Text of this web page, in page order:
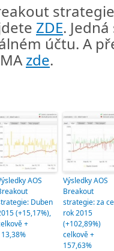
ZDE.
účtu. A
zde.
AOS
Duben
(+15,17%),
+
Výsledky AOS
Breakout
strategie: za
rok 2015
(+102,89%)
celkově +
157,63%